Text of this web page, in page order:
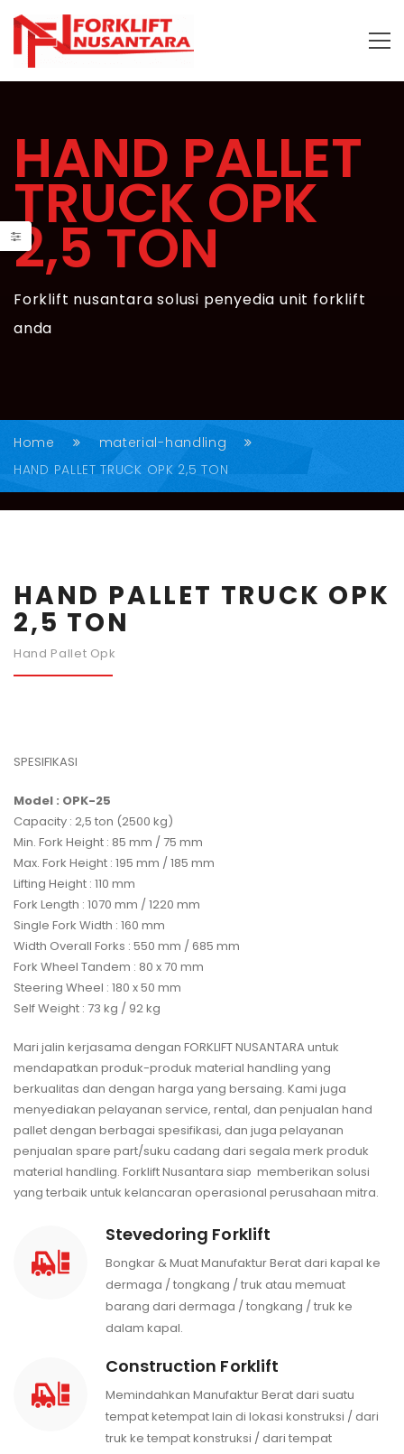
HAND PALLET
TRUCK OPK
2,5 TON
Forklift nusantara solusi penyedia unit forklift
anda
Home
material-handling
HAND PALLET TRUCK OPK 2,5 TON
HAND PALLET TRUCK OPK
2,5 TON
Hand Pallet Opk
SPESIFIKASI
Model : OPK-25
Capacity : 2,5 ton (2500 kg)
Min. Fork Height : 85 mm / 75 mm
Max. Fork Height : 195 mm / 185 mm
Lifting Height : 110 mm
Fork Length : 1070 mm / 1220 mm
Single Fork Width : 160 mm
Width Overall Forks : 550 mm / 685 mm
Fork Wheel Tandem : 80 x 70 mm
Steering Wheel : 180 x 50 mm
Self Weight : 73 kg / 92 kg
Mari jalin kerjasama dengan FORKLIFT NUSANTARA untuk
mendapatkan produk-produk material handling yang
berkualitas dan dengan harga yang bersaing. Kami juga
menyediakan pelayanan service, rental, dan penjualan hand
pallet dengan berbagai spesifikasi, dan juga pelayanan
penjualan spare part/suku cadang dari segala merk produk
material handling. Forklift Nusantara siap memberikan solusi
yang terbaik untuk kelancaran operasional perusahaan mitra.
Stevedoring Forklift
Bongkar & Muat Manufaktur Berat dari kapal ke
dermaga / tongkang / truk atau memuat
barang dari dermaga / tongkang / truk ke
dalam kapal.
Construction Forklift
Memindahkan Manufaktur Berat dari suatu
tempat ketempat lain di lokasi konstruksi / dari
truk ke tempat konstruksi / dari tempat